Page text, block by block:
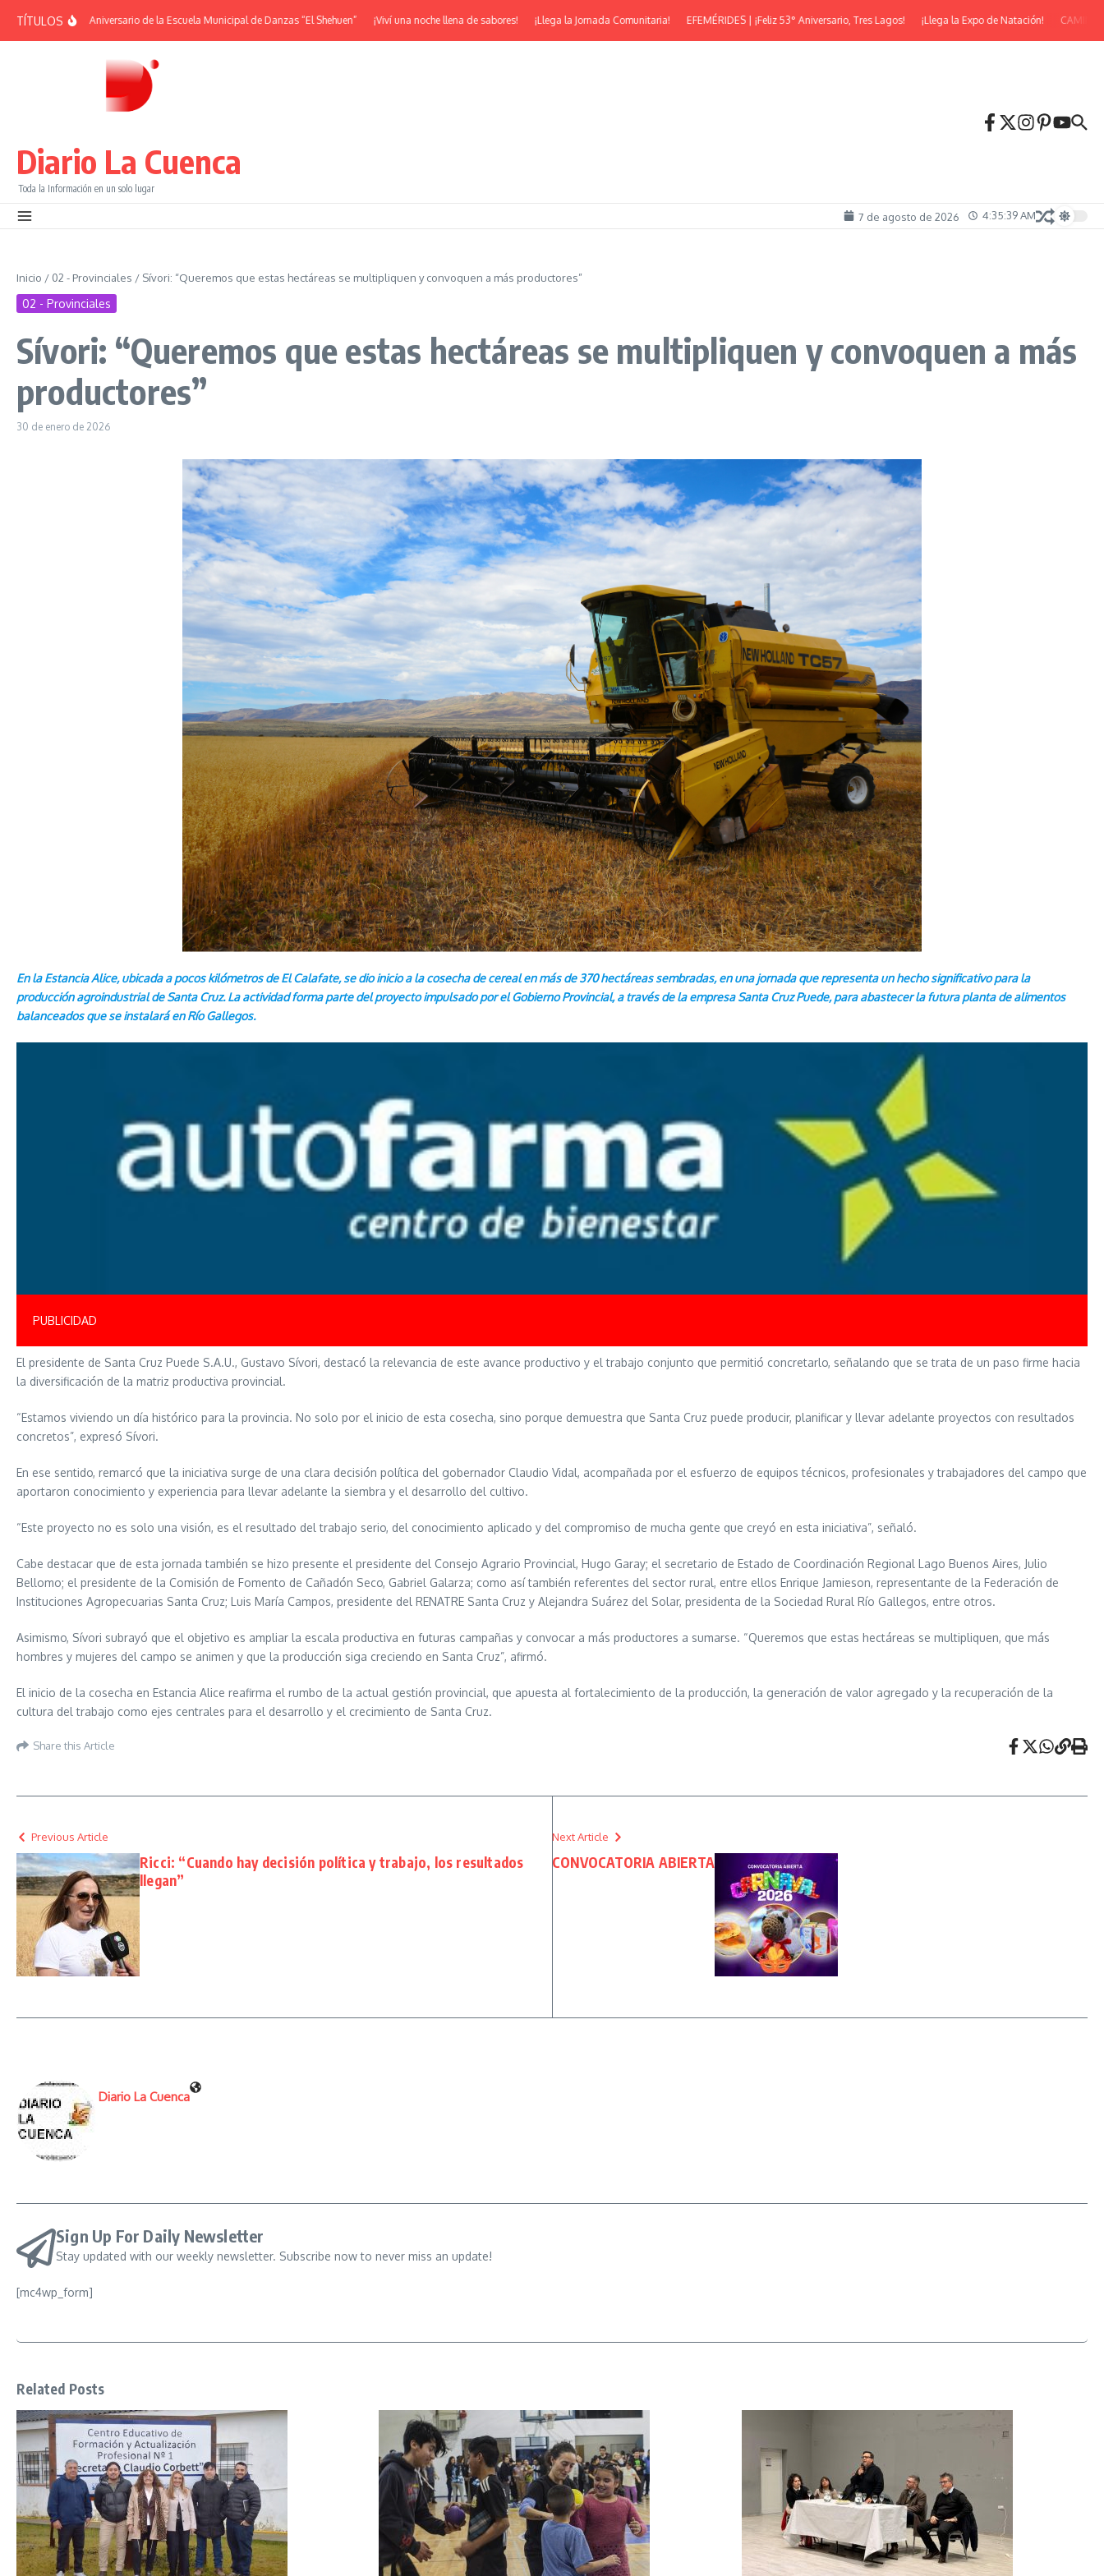
TÍTULOS
| 38° Aniversario de la Escuela Municipal de Danzas “El Shehuen” ¡Viví una noche llena de sabores! ¡Llega la Jornada Comunitaria! EFEMÉRIDES | ¡Feliz 53° Aniversario, Tres Lagos! ¡Llega la Expo de Natación! CAMINATA
Diario La Cuenca
Toda la Información en un solo lugar
7 de agosto de 2026 4:35:41 AM
Inicio / 02 - Provinciales / Sívori: “Queremos que estas hectáreas se multipliquen y convoquen a más productores”
02 - Provinciales
Sívori: “Queremos que estas hectáreas se multipliquen y convoquen a más
productores”
30 de enero de 2026
En la Estancia Alice, ubicada a pocos kilómetros de El Calafate, se dio inicio a la cosecha de cereal en más de 370 hectáreas sembradas, en una jornada que representa un hecho significativo para la
producción agroindustrial de Santa Cruz. La actividad forma parte del proyecto impulsado por el Gobierno Provincial, a través de la empresa Santa Cruz Puede, para abastecer la futura planta de alimentos
balanceados que se instalará en Río Gallegos.
PUBLICIDAD
El presidente de Santa Cruz Puede S.A.U., Gustavo Sívori, destacó la relevancia de este avance productivo y el trabajo conjunto que permitió concretarlo, señalando que se trata de un paso firme hacia
la diversificación de la matriz productiva provincial.
“Estamos viviendo un día histórico para la provincia. No solo por el inicio de esta cosecha, sino porque demuestra que Santa Cruz puede producir, planificar y llevar adelante proyectos con resultados
concretos”, expresó Sívori.
En ese sentido, remarcó que la iniciativa surge de una clara decisión política del gobernador Claudio Vidal, acompañada por el esfuerzo de equipos técnicos, profesionales y trabajadores del campo que
aportaron conocimiento y experiencia para llevar adelante la siembra y el desarrollo del cultivo.
“Este proyecto no es solo una visión, es el resultado del trabajo serio, del conocimiento aplicado y del compromiso de mucha gente que creyó en esta iniciativa”, señaló.
Cabe destacar que de esta jornada también se hizo presente el presidente del Consejo Agrario Provincial, Hugo Garay; el secretario de Estado de Coordinación Regional Lago Buenos Aires, Julio
Bellomo; el presidente de la Comisión de Fomento de Cañadón Seco, Gabriel Galarza; como así también referentes del sector rural, entre ellos Enrique Jamieson, representante de la Federación de
Instituciones Agropecuarias Santa Cruz; Luis María Campos, presidente del RENATRE Santa Cruz y Alejandra Suárez del Solar, presidenta de la Sociedad Rural Río Gallegos, entre otros.
Asimismo, Sívori subrayó que el objetivo es ampliar la escala productiva en futuras campañas y convocar a más productores a sumarse. “Queremos que estas hectáreas se multipliquen, que más
hombres y mujeres del campo se animen y que la producción siga creciendo en Santa Cruz”, afirmó.
El inicio de la cosecha en Estancia Alice reafirma el rumbo de la actual gestión provincial, que apuesta al fortalecimiento de la producción, la generación de valor agregado y la recuperación de la
cultura del trabajo como ejes centrales para el desarrollo y el crecimiento de Santa Cruz.
Share this Article
Previous Article
Ricci: “Cuando hay decisión política y trabajo, los resultados
llegan”
Next Article
CONVOCATORIA ABIERTA
Diario La Cuenca
Sign Up For Daily Newsletter
Stay updated with our weekly newsletter. Subscribe now to never miss an update!
[mc4wp_form]
Related Posts